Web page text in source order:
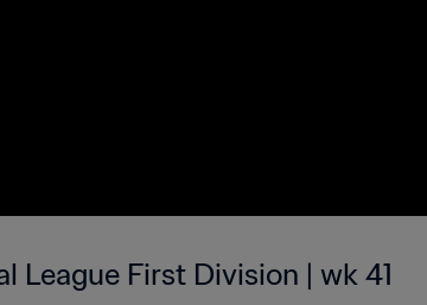
League First Division | wk 41